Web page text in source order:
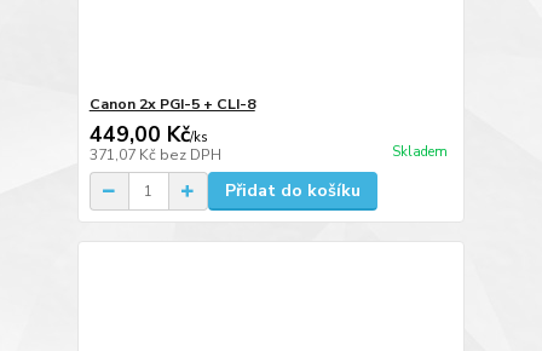
Canon 2x PGI-5 + CLI-8
449,00 Kč/ks
371,07 Kč bez DPH Skladem
Přidat do košíku